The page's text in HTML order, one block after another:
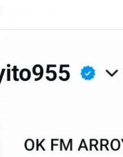
juicio
hora, recorrido,
todo lo que era
vez estaba más
nota del incansable
de la organización:
actos con los que una
del robo sistemático de
algunos de los
Primero,
Algunos, al final,